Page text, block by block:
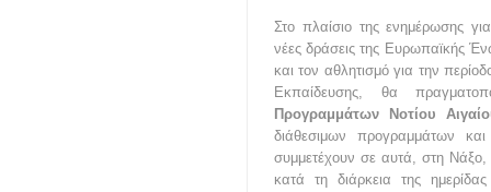
Στο πλαίσιο της ενημέρωσης
νέες δράσεις της Ευρωπαϊκής
και τον αθλητισμό για την
Εκπαίδευσης, θα
Προγραμμάτων Νοτίου
διάθεσιμων προγραμμάτων
συμμετέχουν σε αυτά, στη
κατά τη διάρκεια της